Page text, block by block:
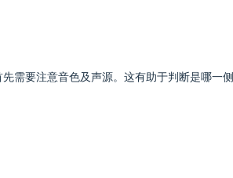
需要注意音色及声源。这有助于判断是哪一